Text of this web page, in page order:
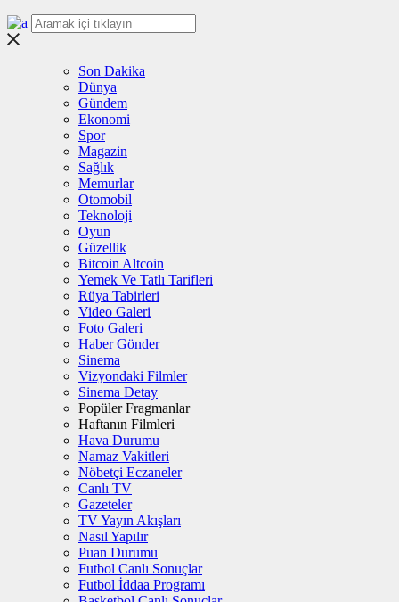
Son Dakika
Dünya
Gündem
Ekonomi
Spor
Magazin
Sağlık
Memurlar
Otomobil
Teknoloji
Oyun
Güzellik
Bitcoin Altcoin
Yemek Ve Tatlı Tarifleri
Rüya Tabirleri
Video Galeri
Foto Galeri
Haber Gönder
Sinema
Vizyondaki Filmler
Sinema Detay
Popüler Fragmanlar
Haftanın Filmleri
Hava Durumu
Namaz Vakitleri
Nöbetçi Eczaneler
Canlı TV
Gazeteler
TV Yayın Akışları
Nasıl Yapılır
Puan Durumu
Futbol Canlı Sonuçlar
Futbol İddaa Programı